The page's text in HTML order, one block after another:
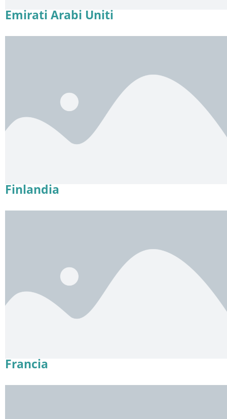
Emirati Arabi Uniti
Finlandia
Francia